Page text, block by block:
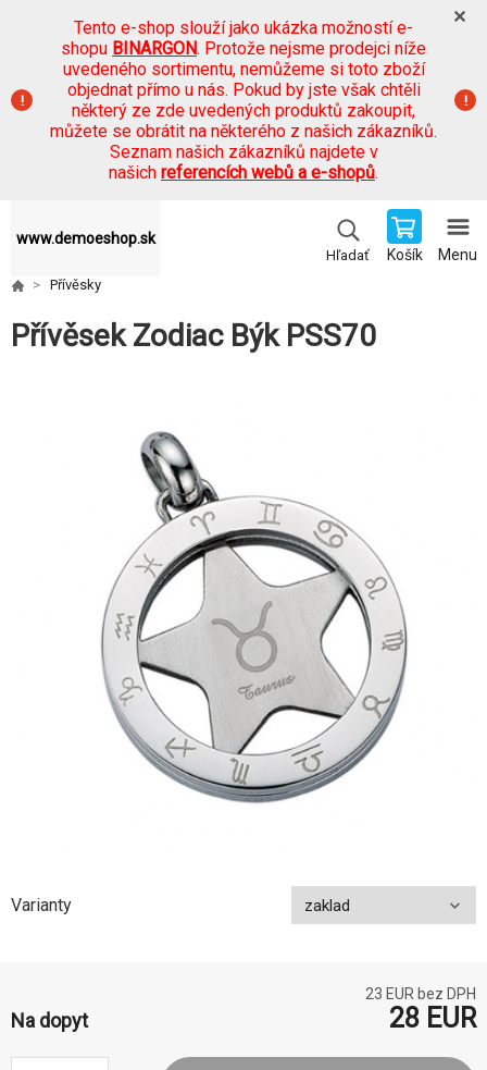
Tento e-shop slouží jako ukázka možností e-
shopu BINARGON. Protože nejsme prodejci níže
uvedeného sortimentu, nemůžeme si toto zboží
objednat přímo u nás. Pokud by jste však chtěli
některý ze zde uvedených produktů zakoupit,
můžete se obrátit na některého z našich zákazníků.
Seznam našich zákazníků najdete v
našich referencích webů a e-shopů.
www.demoeshop.sk
Hľadať Košík Menu
Přívěsky
Přívěsek Zodiac Býk PSS70
Varianty
23 EUR bez DPH
Na dopyt 28 EUR